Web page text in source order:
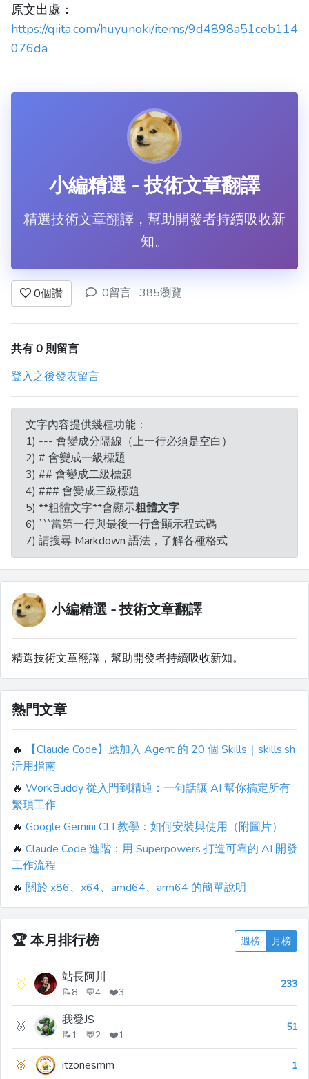
原文出處：
https://qiita.com/huyunoki/items/9d4898a51ceb114
076da
小編精選 - 技術文章翻譯
精選技術文章翻譯，幫助開發者持續吸收新
知。
0個讚 0留言 385瀏覽
共有 0 則留言
登入之後發表留言
文字內容提供幾種功能：
1) --- 會變成分隔線（上一行必須是空白）
2) # 會變成一級標題
3) ## 會變成二級標題
4) ### 會變成三級標題
5) **粗體文字**會顯示粗體文字
6) ```當第一行與最後一行會顯示程式碼
7) 請搜尋 Markdown 語法，了解各種格式
小編精選 - 技術文章翻譯
精選技術文章翻譯，幫助開發者持續吸收新知。
熱門文章
🔥
【Claude Code】應加入 Agent 的 20 個 Skills｜skills.sh
活用指南
🔥 WorkBuddy 從入門到精通：一句話讓 AI 幫你搞定所有
繁瑣工作
🔥 Google Gemini CLI 教學：如何安裝與使用（附圖片）
🔥 Claude Code 進階：用 Superpowers 打造可靠的 AI 開發
工作流程
🔥 關於 x86、x64、amd64、arm64 的簡單說明
🏆本月排行榜 週榜 月榜
🥇 站長阿川
📝8 💬4 ❤️3
233
🥈 我愛JS
📝1 💬2 ❤️1
51
🥉 itzonesmm 1